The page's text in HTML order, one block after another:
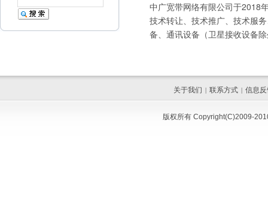
中广宽带网络有限公司于2018
技术转让、技术推广、技术服
备、通讯设备（卫星接收设备
关于我们 | 联系方式 | 信息
版权所有 Copyright(C)2009-